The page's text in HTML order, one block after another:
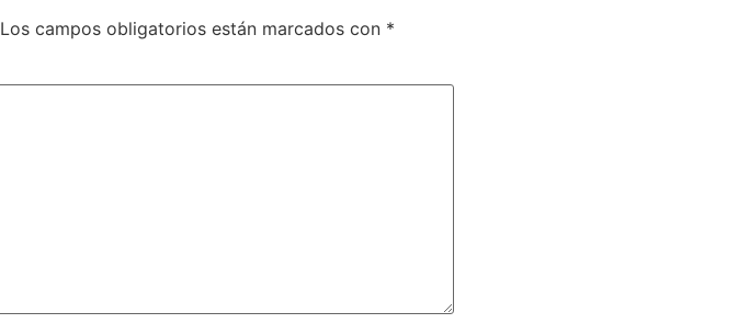
Los campos obligatorios están marcados con *